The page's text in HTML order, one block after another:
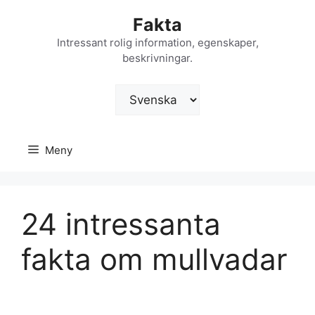
Fakta
Intressant rolig information, egenskaper,
beskrivningar.
Välj
Meny
24 intressanta
fakta om mullvadar